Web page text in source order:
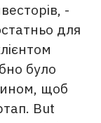
-
для
було
щоб
But